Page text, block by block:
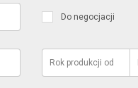
Do negocjacji
Rok produkcji od